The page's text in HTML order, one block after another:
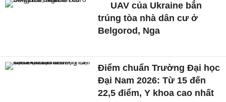
UAV của Ukraine bắn
trúng tòa nhà dân cư ở
Belgorod, Nga
Điểm chuẩn Trường Đại học
Đại Nam 2026: Từ 15 đến
22,5 điểm, Y khoa cao nhất